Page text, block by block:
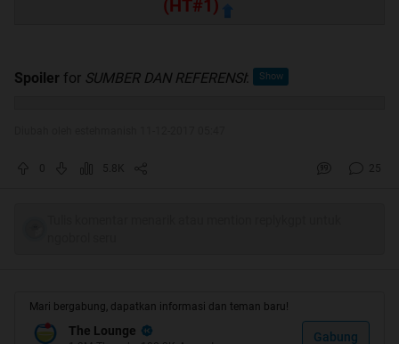
(HT#1)
Spoiler for SUMBER DAN REFERENSI:
5.8K 25
Mari bergabung, dapatkan informasi dan teman baru!
The Lounge Gabung